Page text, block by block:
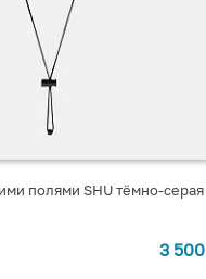
полями SHU тёмно-серая
3 500